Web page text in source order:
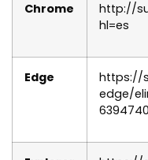
Chrome
http://
hl=es
Edge
https://
edge/